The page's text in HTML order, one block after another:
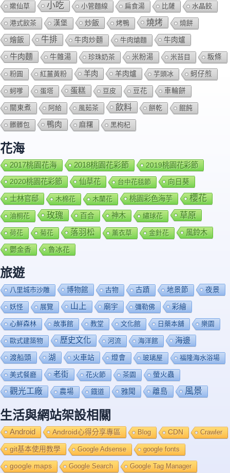
嫰仙草 小吃 小管麵線 扁食湯 比薩 水晶餃
港式飲茶 漢堡 炒飯 烤鴨 燒烤 燒餅
燴飯 牛排 牛肉炒麵 牛肉熗麵 牛肉爐
牛肉麵 牛雜湯 珍珠奶茶 米粉湯 米苔目 粄條
粉圓 紅薑黃粉 羊肉 羊肉爐 芋頭冰 蚵仔煎
蚵嗲 蛋塔 蛋糕 豆皮 豆花 車輪餅
關東煮 阿給 風茹茶 飲料 餅乾 餛飩
髒髒包 鴨肉 麻糬 黑枸杞
花海
2017桃園花海 2018桃園花彩節
2019桃園花彩節
2020桃園花彩節
仙草花 台中花毯節 向日葵
士林官邸 木棉花 木蘭花 桃園彩色海芋 櫻花
油桐花 玫瑰 百合 神木 繡球花 草原
荷花 菊花 落羽松 薰衣草 金針花 風鈴木
鬱金香 魯冰花
旅遊
八里城市沙雕 博物館 古物 古蹟 地景節 夜景
妖怪 展覽 山上 廟宇 彌勒佛 彩繪
心鮮森林 故事館 教堂 文化館 日藥本舖 樂園
歐式建築物 歷史文化 河流 海洋館 海邊
渡船頭 湖 火車站 燈會 玻璃屋 福隆海水浴場
美式餐廳 老街 花火節 茶園 螢火蟲
觀光工廠 農場 鐡道 雅聞 離島 風景
生活與網站架設相關
Android Android心得分享專區 Blog CDN Crawler
git基本使用教學 Google Adsense google fonts
google maps Google Search Google Tag Manager